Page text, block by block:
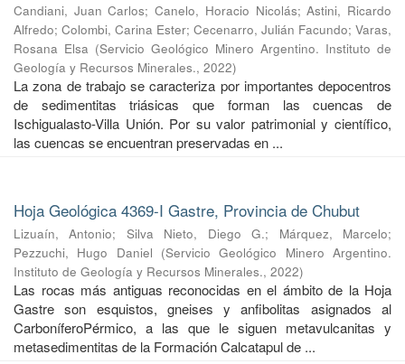
Candiani, Juan Carlos;Canelo, Horacio Nicolás;Astini, Ricardo
Alfredo; Colombi, Carina Ester; Cecenarro, Julián Facundo; Varas,
Rosana Elsa (Servicio Geológico Minero Argentino. Instituto de
Geología y Recursos Minerales., 2022)
La zona de trabajo se caracteriza por importantes depocentros
de sedimentitas triásicas que forman las cuencas de
Ischigualasto-Villa Unión. Por su valor patrimonial y cientíﬁco,
las cuencas se encuentran preservadas en ...
Hoja Geológica 4369-I Gastre, Provincia de Chubut
Lizuaín, Antonio; Silva Nieto, Diego G.; Márquez, Marcelo;
Pezzuchi, Hugo Daniel (Servicio Geológico Minero Argentino.
Instituto de Geología y Recursos Minerales., 2022)
Las rocas más antiguas reconocidas en el ámbito de la Hoja
Gastre son esquistos, gneises y anfibolitas asignados al
CarboníferoPérmico, a las que le siguen metavulcanitas y
metasedimentitas de la Formación Calcatapul de ...